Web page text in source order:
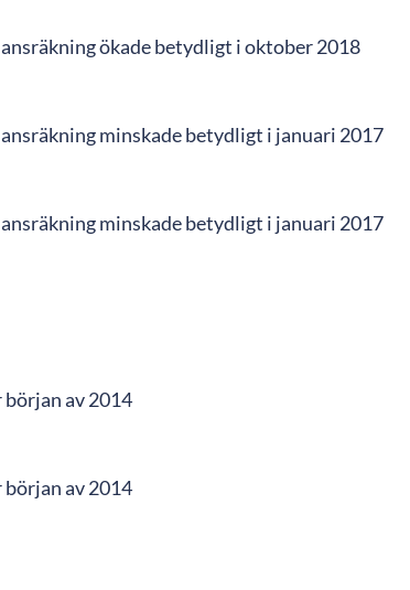
ökade betydligt i oktober 2018
minskade betydligt i januari 2017
minskade betydligt i januari 2017
början av 2014
början av 2014